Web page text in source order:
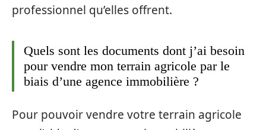
professionnel qu’elles offrent.
Quels sont les documents dont j’ai besoin
pour vendre mon terrain agricole par le
biais d’une agence immobilière ?
Pour pouvoir vendre votre terrain agricole